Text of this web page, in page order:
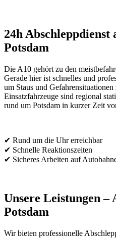
24h Abschleppdienst
Potsdam
Die A10 gehört zu den
Gerade hier ist schnelles und
um Staus und
Einsatzfahrzeuge sind regional
rund um Potsdam in kurzer Zeit
✔ Rund um die Uhr erreichbar
✔ Schnelle Reaktionszeiten
✔ Sicheres Arbeiten auf
Unsere Leistungen –
Potsdam
Wir bieten professionelle